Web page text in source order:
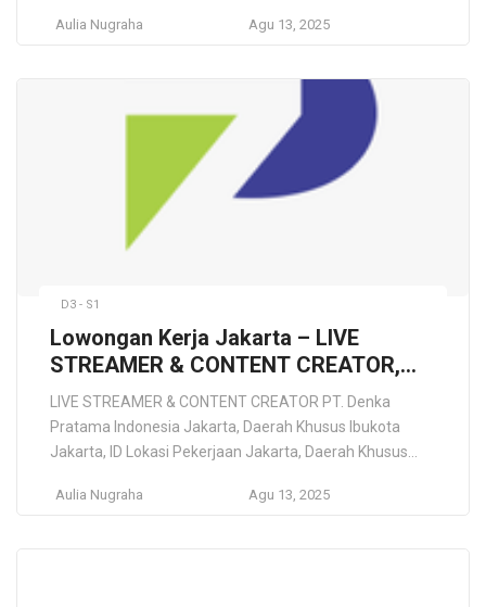
dan hospitality dengan fokus dalam pengelolaan Kebun
Bedugul, dan Kebun Raya Cibodas. Misi utama kami
Aulia Nugraha Agu 13, 2025
D3 - S1
Lowongan Kerja Jakarta – LIVE
STREAMER & CONTENT CREATOR,
PT. Denka Pratama Indonesia
LIVE STREAMER & CONTENT CREATOR PT. Denka
Pratama Indonesia Jakarta, Daerah Khusus Ibukota
Jakarta, ID Lokasi Pekerjaan Jakarta, Daerah Khusus
Pratama Indonesia adalah perusahaan yang telah
Aulia Nugraha Agu 13, 2025